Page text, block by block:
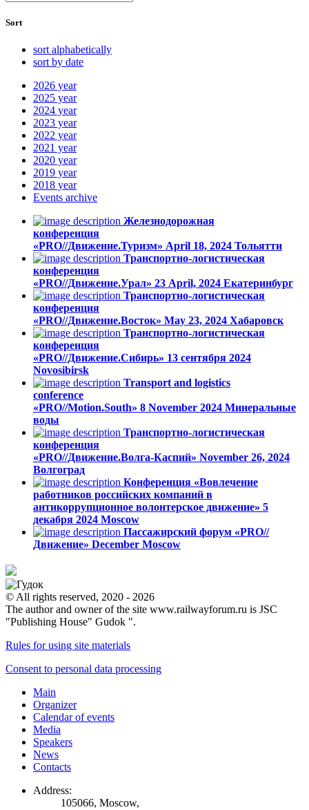
Sort
sort alphabetically
sort by date
2026 year
2025 year
2024 year
2023 year
2022 year
2021 year
2020 year
2019 year
2018 year
Events archive
Железнодорожная
конференция
«PRO//Движение.Туризм» April 18, 2024 Тольятти
Транспортно-логистическая
конференция
«PRO//Движение.Урал» 23 April, 2024 Екатеринбург
Транспортно-логистическая
конференция
«PRO//Движение.Восток» May 23, 2024 Хабаровск
Транспортно-логистическая
конференция
«PRO//Движение.Сибирь» 13 сентября 2024
Novosibirsk
Transport and logistics
conference
«PRO//Motion.South» 8 November 2024 Минеральные
воды
Транспортно-логистическая
конференция
«PRO//Движение.Волга-Каспий» November 26, 2024
Волгоград
Конференция «Вовлечение
работников российских компаний в
антикоррупционное волонтерское движение» 5
декабря 2024 Moscow
Пассажирский форум «PRO//
Движение» December Moscow
© All rights reserved, 2020 - 2026
The author and owner of the site www.railwayforum.ru is JSC
"Publishing House" Gudok ".
Rules for using site materials
Consent to personal data processing
Main
Organizer
Calendar of events
Media
Speakers
News
Contacts
Address:
105066, Moscow,